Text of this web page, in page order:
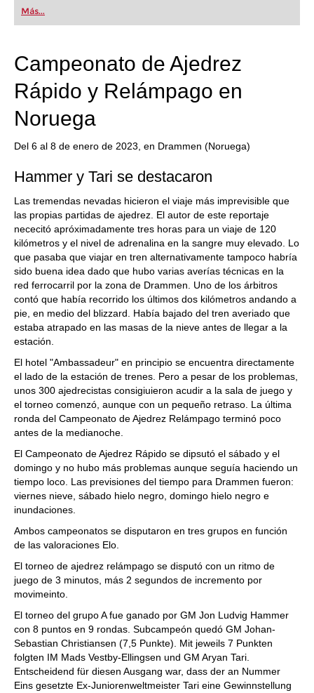
first steps into the world of club chess, or already
playing at a tournament level: with FRITZ, you can
train more efficiently, intelligently and with a
Más...
Campeonato de Ajedrez
Rápido y Relámpago en
Noruega
Del 6 al 8 de enero de 2023, en Drammen (Noruega)
Hammer y Tari se destacaron
Las tremendas nevadas hicieron el viaje más imprevisible que
las propias partidas de ajedrez. El autor de este reportaje
nececitó apróximadamente tres horas para un viaje de 120
kilómetros y el nivel de adrenalina en la sangre muy elevado. Lo
que pasaba que viajar en tren alternativamente tampoco habría
sido buena idea dado que hubo varias averías técnicas en la
red ferrocarril por la zona de Drammen. Uno de los árbitros
contó que había recorrido los últimos dos kilómetros andando a
pie, en medio del blizzard. Había bajado del tren averiado que
estaba atrapado en las masas de la nieve antes de llegar a la
estación.
El hotel "Ambassadeur" en principio se encuentra directamente
el lado de la estación de trenes. Pero a pesar de los problemas,
unos 300 ajedrecistas consigiuieron acudir a la sala de juego y
el torneo comenzó, aunque con un pequeño retraso. La última
ronda del Campeonato de Ajedrez Relámpago terminó poco
antes de la medianoche.
El Campeonato de Ajedrez Rápido se dipsutó el sábado y el
domingo y no hubo más problemas aunque seguía haciendo un
tiempo loco. Las previsiones del tiempo para Drammen fueron:
viernes nieve, sábado hielo negro, domingo hielo negro e
inundaciones.
Ambos campeonatos se disputaron en tres grupos en función
de las valoraciones Elo.
El torneo de ajedrez relámpago se disputó con un ritmo de
juego de 3 minutos, más 2 segundos de incremento por
movimeinto.
El torneo del grupo A fue ganado por GM Jon Ludvig Hammer
con 8 puntos en 9 rondas. Subcampeón quedó GM Johan-
Sebastian Christiansen (7,5 Punkte). Mit jeweils 7 Punkten
folgten IM Mads Vestby-Ellingsen und GM Aryan Tari.
Entscheidend für diesen Ausgang war, dass der an Nummer
Eins gesetzte Ex-Juniorenweltmeister Tari eine Gewinnstellung